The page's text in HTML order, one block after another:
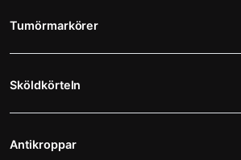
Tumörmarkörer
Sköldkörteln
Antikroppar